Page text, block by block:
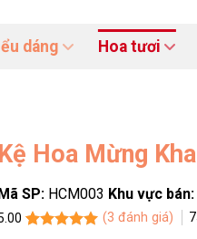
dáng Hoa tươi
Kệ Hoa Mừng
Mã SP: HCM003 Khu vực bán:
(3 đánh giá)